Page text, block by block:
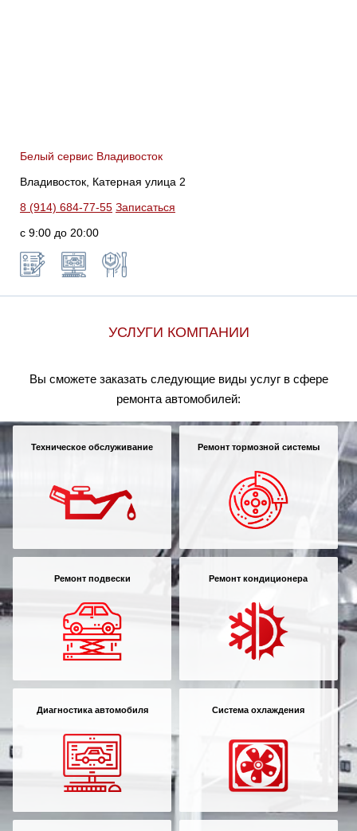
Белый сервис Владивосток
Владивосток, Катерная улица 2
8 (914) 684-77-55 Записаться
с 9:00 до 20:00
УСЛУГИ КОМПАНИИ
Вы сможете заказать следующие виды услуг в сфере
ремонта автомобилей:
Техническое обслуживание Ремонт тормозной системы
Ремонт подвески Ремонт кондиционера
Диагностика автомобиля Система охлаждения